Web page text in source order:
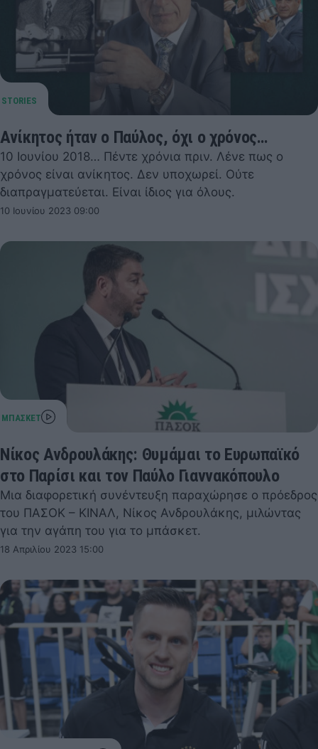
Ανίκητος ήταν ο Παύλος, όχι ο χρόνος…
10 Ιουνίου 2018… Πέντε χρόνια πριν. Λένε πως ο
χρόνος είναι ανίκητος. Δεν υποχωρεί. Ούτε
διαπραγματεύεται. Είναι ίδιος για όλους.
10 Ιουνίου 2023 09:00
Νίκος Ανδρουλάκης: Θυμάμαι το Ευρωπαϊκό
στο Παρίσι και τον Παύλο Γιαννακόπουλο
Μια διαφορετική συνέντευξη παραχώρησε ο πρόεδρος
του ΠΑΣΟΚ – ΚΙΝΑΛ, Νίκος Ανδρουλάκης, μιλώντας
για την αγάπη του για το μπάσκετ.
18 Απριλίου 2023 15:00